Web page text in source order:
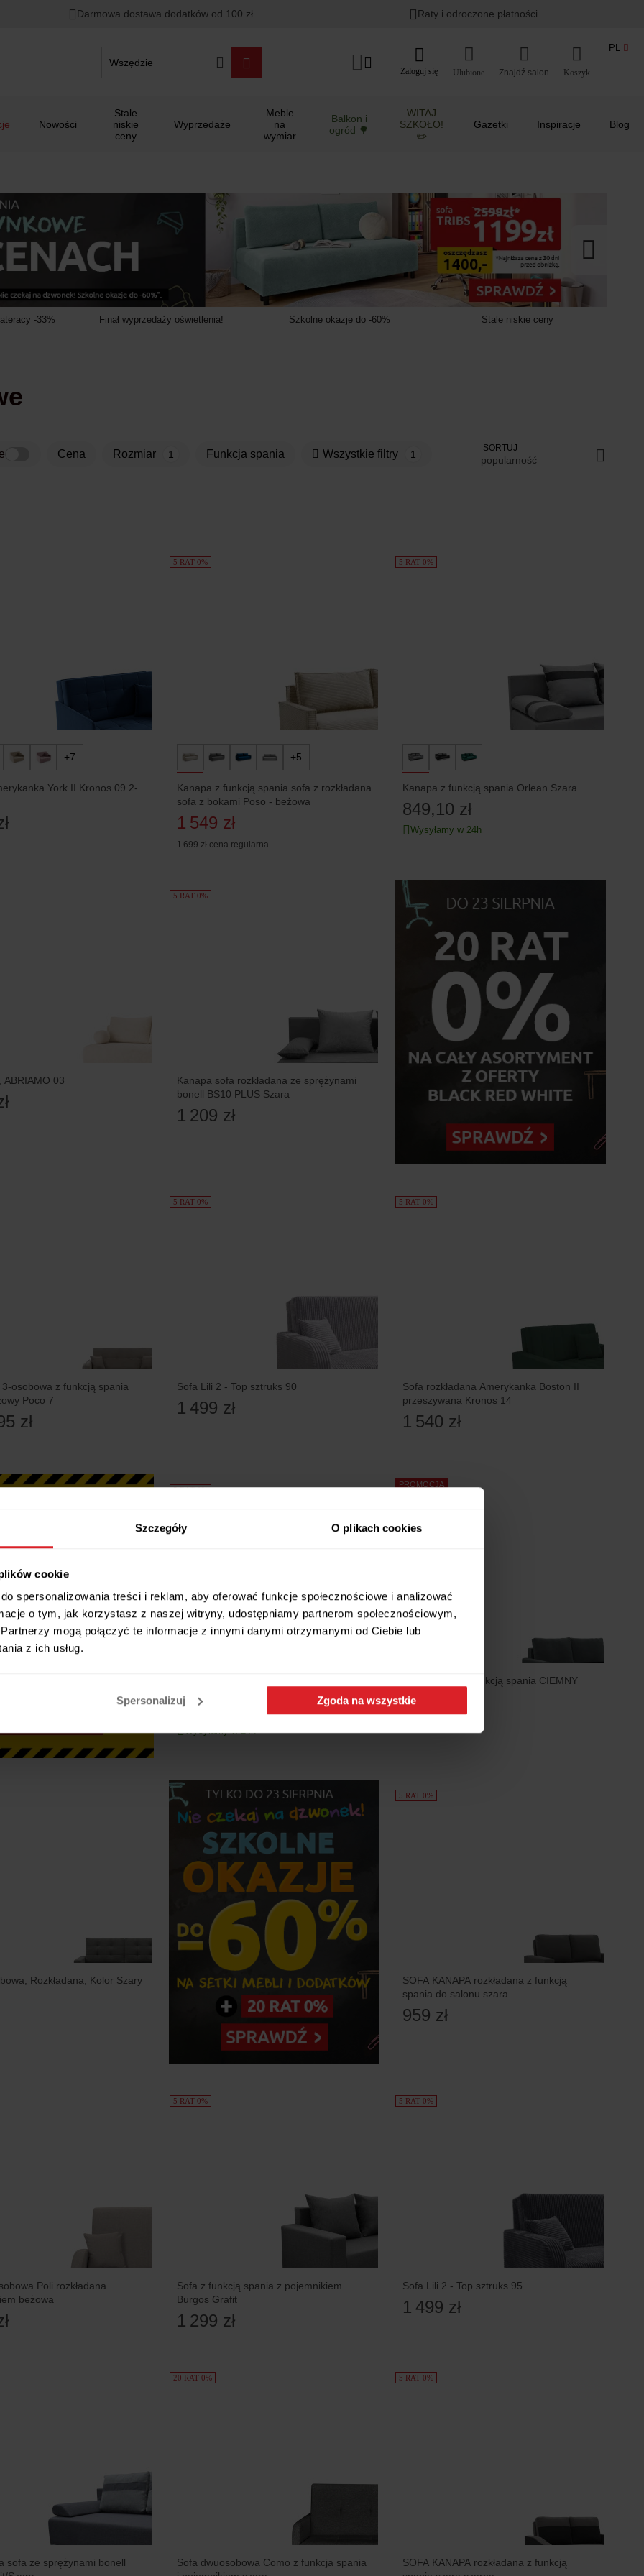
Szczegóły O plikach cookies
cookie
spersonalizowania treści i reklam, aby oferować funkcje społecznościowe i analizować
o tym, jak korzystasz z naszej witryny, udostępniamy partnerom społecznościowym,
mogą połączyć te informacje z innymi danymi otrzymanymi od Ciebie lub
z ich usług.
Spersonalizuj Zgoda na wszystkie
00 : Lato w ogrodzie i na balkonie >
Darmowa dostawa dodatków od 100 zł Raty i odroczone płatności
Wszędzie
Zaloguj się Ulubione Koszyk
PL
Nowości
Stale
niskie
ceny
Wyprzedaże
Meble
na
wymiar
Balkon i
ogród 🌳
WITAJ
SZKOŁO!
✏️
Gazetki Inspiracje Blog
-33% Finał wyprzedaży oświetlenia! Szkolne okazje do -60% Stale niskie ceny
Cena rozmiar 1 funkcja spania Wszystkie filtry 1
SORTUJ
popularność
+7
York II Kronos 09 2-
5 RAT 0%
+5
Kanapa z funkcją spania sofa z rozkładana
sofa z bokami Poso - beżowa
1 549 zł
1 699 zł cena regularna
5 RAT 0%
Kanapa z funkcją spania Orlean Szara
849,10 zł
Wysyłamy w 24h
ABRIAMO 03
5 RAT 0%
Kanapa sofa rozkładana ze sprężynami
bonell BS10 PLUS Szara
1 209 zł
osobowa z funkcją spania
Poco 7
zł
5 RAT 0%
Sofa Lili 2 - Top sztruks 90
1 499 zł
5 RAT 0%
Sofa rozkładana Amerykanka Boston II
przeszywana Kronos 14
1 540 zł
5 RAT 0%
Lunera 2 sztruks szary
805,44 zł
PROMOCJA
Sofa kanapa z funkcją spania CIEMNY
SZARY
849 zł
Rozkładana, Kolor Szary
5 RAT 0%
SOFA KANAPA rozkładana z funkcją
spania do salonu szara
959 zł
Poli rozkładana
beżowa
5 RAT 0%
Sofa z funkcją spania z pojemnikiem
Burgos Grafit
1 299 zł
5 RAT 0%
Sofa Lili 2 - Top sztruks 95
1 499 zł
sofa ze sprężynami bonell
20 RAT 0%
Sofa dwuosobowa Como z funkcja spania
5 RAT 0%
SOFA KANAPA rozkładana z funkcją